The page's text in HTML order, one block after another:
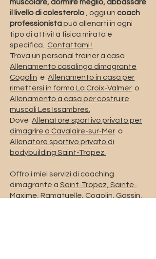
muscolare, dormire meglio, abbassare
il livello di colesterolo , oggi un coach
professionistapuò allenarti in ogni
tipo di attività fisica mirata e
specifica.
Contattami !
Trova un personal trainer a casa
Allenamento casalingo dimagrante
Cogolin e Allenamento in casa per
rimettersi in forma La Croix-Valmer o
Allenamento a casa per costruire
muscoli Les Issambres.
Dove Allenatore sportivo privato per
dimagrire a Cavalaire-sur-Mer o
Allenatore sportivo privato di
bodybuilding Saint-Tropez.
Offro i miei servizi di coaching
dimagrante a Saint-Tropez, Sainte-
Maxime, Ramatuelle, Cogolin, Gassin,